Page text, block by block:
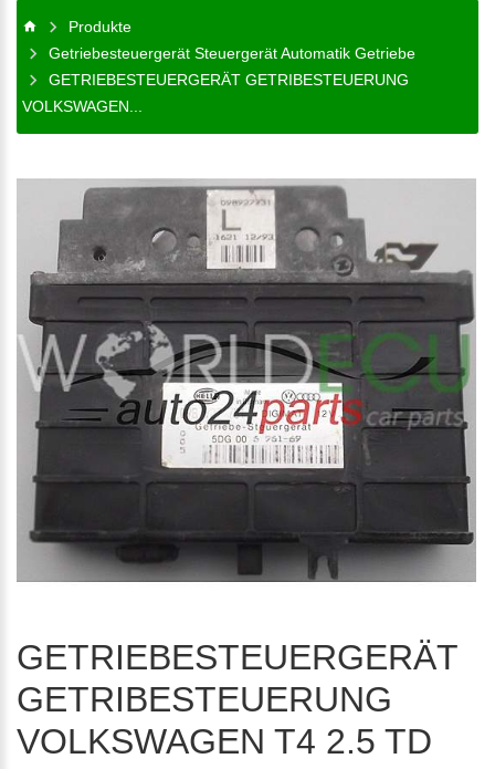
Produkte
Getriebesteuergerät Steuergerät Automatik Getriebe
GETRIEBESTEUERGERÄT GETRIBESTEUERUNG
VOLKSWAGEN...
GETRIEBESTEUERGERÄT
GETRIBESTEUERUNG
VOLKSWAGEN T4 2.5 TD